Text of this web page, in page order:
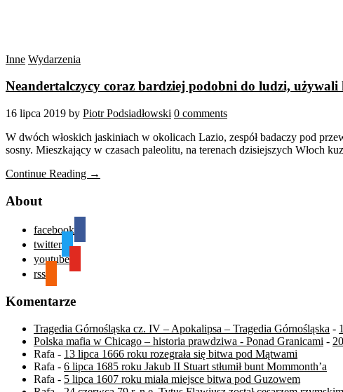
Inne Wydarzenia
Neandertalczycy coraz bardziej podobni do ludzi,
16 lipca 2019 by Piotr Podsiadłowski 0 comments
W dwóch włoskich jaskiniach w okolicach Lazio, zespół badaczy pod
sosny. Mieszkający w czasach paleolitu, na terenach dzisiejszych Włoch
Continue Reading →
About
facebook
twitter
youtube
rss
Komentarze
Tragedia Górnośląska cz. IV – Apokalipsa – Tragedia Górnośląska -
Polska mafia w Chicago – historia prawdziwa - Ponad Granicami -
Rafa - 13 lipca 1666 roku rozegrała się bitwa pod Mątwami
Rafa - 6 lipca 1685 roku Jakub II Stuart stłumił bunt Mommonth’a
Rafa - 5 lipca 1607 roku miała miejsce bitwa pod Guzowem